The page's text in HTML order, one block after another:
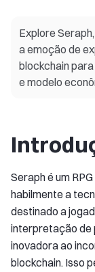
Explore
a emoção de
blockchain
e modelo
Seraph é um
habilmente a
destinado a
interpretação de
inovadora ao
blockchain. Isso